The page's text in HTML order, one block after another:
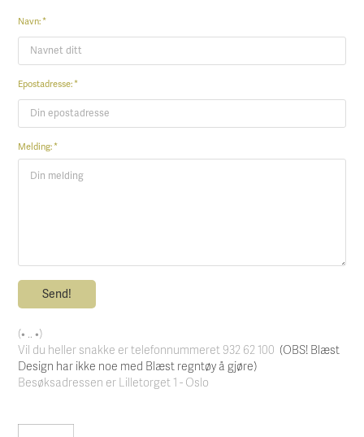
Navn: *
Epostadresse: *
Melding: *
Send!
(• .. •)
Vil du heller snakke er telefonnummeret 932 62 100 (OBS! Blæst
Design har ikke noe med Blæst regntøy å gjøre)
Besøksadressen er Lilletorget 1 - Oslo